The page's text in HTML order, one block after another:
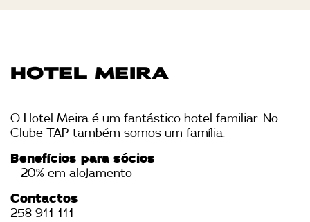
HOTEL MEIRA
O Hotel Meira é um fantástico hotel familiar. No
Clube TAP também somos um família.
Benefícios para sócios
– 20% em alojamento
Contactos
258 911 111